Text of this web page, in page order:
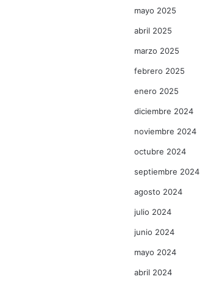
mayo 2025
abril 2025
marzo 2025
febrero 2025
enero 2025
diciembre 2024
noviembre 2024
octubre 2024
septiembre 2024
agosto 2024
julio 2024
junio 2024
mayo 2024
abril 2024